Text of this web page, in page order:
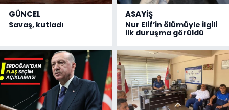
GÜNCEL
Savaş, kutladı
ASAYİŞ
Nur Elif’in ölümüyle ilgili
ilk duruşma görüldü